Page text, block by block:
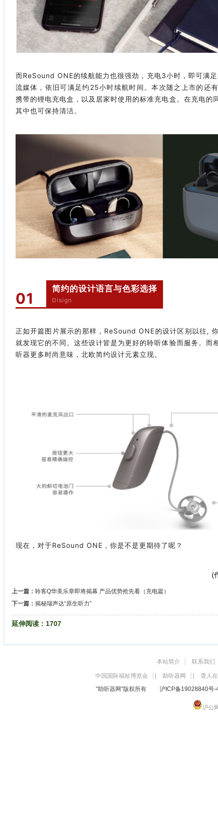
而ReSound ONE的续航能力也很强劲，充电3小时，即可满
流媒体，依旧可满足约25小时续航时间。本次随之上市的还
携带的锂电充电盒，以及居家时使用的标准充电盒。在充电的
其中也可保持清洁。
01
简约的设计语言与色彩选择
Disign
正如开篇图片展示的那样，ReSound ONE的设计区别以往,
就发现它的不同。这些设计皆是为更好的聆听体验而服务。而
听器更多时尚意味，北欧简约设计元素立现。
现在，对于ReSound ONE，你是不是更期待了呢？
(
上一篇： 聆客Q华美乐章即将揭幕 产品优势抢先看（充电篇）
下一篇： 揭秘瑞声达“原生听力”
延伸阅读： 1707
本站简介 联系我们
中国国际福祉博览会 | 助听器网 |
聋人
"助听器网"版权所有 沪ICP备19028840号-
沪公